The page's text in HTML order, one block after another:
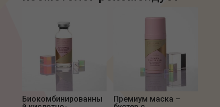
Биокомбинированны
Премиум маска –